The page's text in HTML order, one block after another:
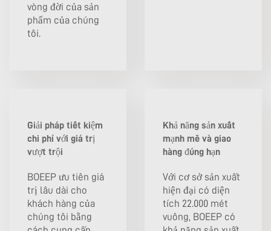
vòng đời của sản
phẩm của chúng
tôi.
Giải pháp tiết kiệm
chi phí với giá trị
vượt trội
BOEEP ưu tiên giá
trị lâu dài cho
khách hàng của
chúng tôi bằng
Khả năng sản xuất
mạnh mẽ và giao
hàng đúng hạn
Với cơ sở sản xuất
hiện đại có diện
tích 22.000 mét
vuông, BOEEP có